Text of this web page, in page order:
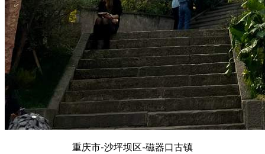
重庆市-沙坪坝区-磁器口古镇